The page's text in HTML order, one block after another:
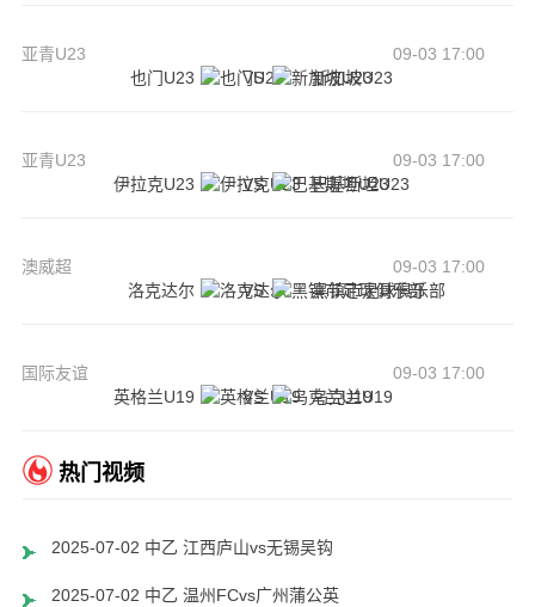
亚青U23
09-03 17:00
也门U23
VS 新加坡U23
亚青U23
09-03 17:00
伊拉克U23
VS 巴基斯坦U23
澳威超
09-03 17:00
洛克达尔
VS 黑镇市足球俱乐部
国际友谊
09-03 17:00
英格兰U19
VS 乌克兰U19
热门视频
2025-07-02 中乙 江西庐山vs无锡吴钩
2025-07-02 中乙 温州FCvs广州蒲公英